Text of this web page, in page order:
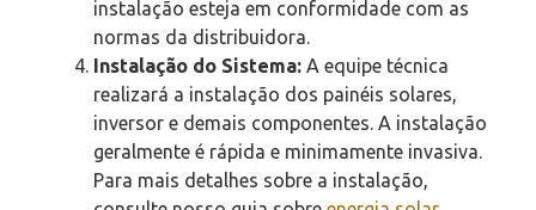
instalação esteja em conformidade com as
normas da distribuidora.
Instalação do Sistema: A equipe técnica
realizará a instalação dos painéis solares,
inversor e demais componentes. A instalação
geralmente é rápida e minimamente invasiva.
Para mais detalhes sobre a instalação,